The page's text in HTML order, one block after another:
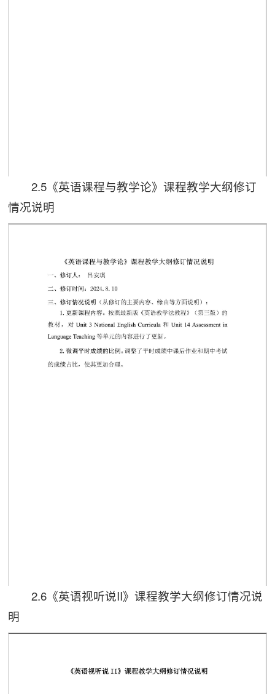
第 1 页
2.5《英语课程与教学论》课程教学大纲修订
情况说明
第 1 页
2.6《英语视听说II》课程教学大纲修订情况说
明